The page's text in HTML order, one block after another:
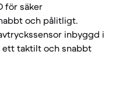
för säker
och pålitligt.
inbyggd i
taktilt och snabbt